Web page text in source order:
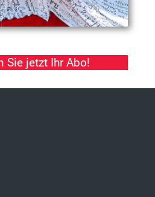
Sie jetzt Ihr Abo!